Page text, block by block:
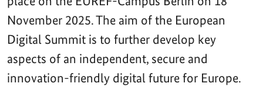
November 2025. The aim of the European
Digital Summit is to further develop key
aspects of an independent, secure and
innovation-friendly digital future for Europe.